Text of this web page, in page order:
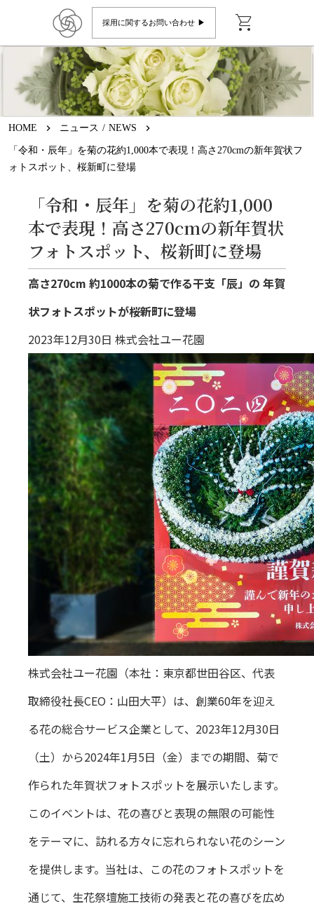
採用に関するお問い合わせ ▶︎ shopping_cart
HOME keyboard_arrow_right ニュース / NEWS keyboard_arrow_right
「令和・辰年」を菊の花約1,000本で表現！高さ270cmの新年賀状フ
ォトスポット、桜新町に登場
「令和・辰年」を菊の花約1,000
本で表現！高さ270cmの新年賀状
フォトスポット、桜新町に登場
高さ270cm 約1000本の菊で作る干支「辰」の 年賀
状フォトスポットが桜新町に登場
2023年12月30日 株式会社ユー花園
株式会社ユー花園（本社：東京都世田谷区、代表
取締役社長CEO：山田大平）は、創業60年を迎え
る花の総合サービス企業として、2023年12月30日
（土）から2024年1月5日（金）までの期間、菊で
作られた年賀状フォトスポットを展示いたします。
このイベントは、花の喜びと表現の無限の可能性
をテーマに、訪れる方々に忘れられない花のシーン
を提供します。当社は、この花のフォトスポットを
通じて、生花祭壇施工技術の発表と花の喜びを広め